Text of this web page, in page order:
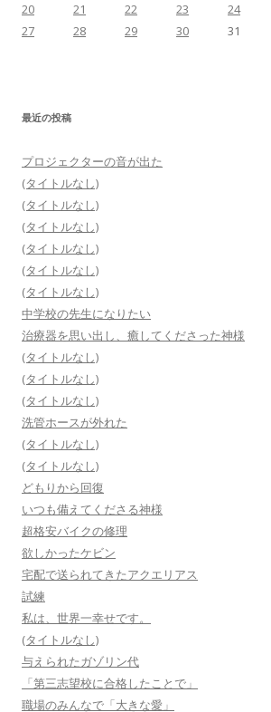
20
21 22 23 24
27
28 29 30 31
最近の投稿
プロジェクターの音が出た
(タイトルなし)
(タイトルなし)
(タイトルなし)
(タイトルなし)
(タイトルなし)
(タイトルなし)
中学校の先生になりたい
治療器を思い出し、癒してくださった神様
(タイトルなし)
(タイトルなし)
(タイトルなし)
洗管ホースが外れた
(タイトルなし)
(タイトルなし)
どもりから回復
いつも備えてくださる神様
超格安バイクの修理
欲しかったケビン
宅配で送られてきたアクエリアス
試練
私は、世界一幸せです。
(タイトルなし)
与えられたガゾリン代
「第三志望校に合格したことで」
職場のみんなで「大きな愛」